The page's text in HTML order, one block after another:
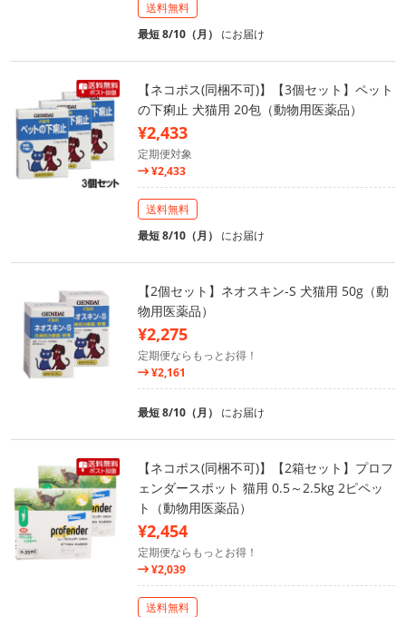
送料無料
最短 8/10（月） にお届け
【ネコポス(同梱不可)】【3個セット】ペット
の下痢止 犬猫用 20包（動物用医薬品）
¥2,433
定期便対象
¥2,433
送料無料
最短 8/10（月） にお届け
【2個セット】ネオスキン-S 犬猫用 50g（動
物用医薬品）
¥2,275
定期便ならもっとお得！
¥2,161
最短 8/10（月） にお届け
【ネコポス(同梱不可)】【2箱セット】プロフ
ェンダースポット 猫用 0.5～2.5kg 2ピペッ
ト（動物用医薬品）
¥2,454
定期便ならもっとお得！
¥2,039
送料無料